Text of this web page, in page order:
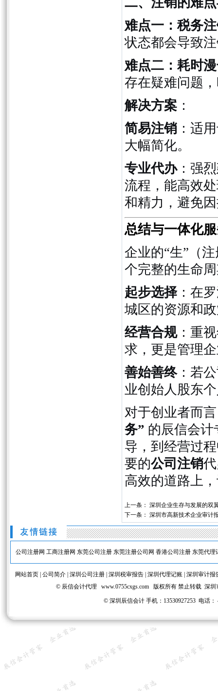
难点一：税务
状态都会导致
难点二：耗时
存在疑难问题
解决方案：
简易注销：适
大幅简化。
专业代办：强
流程，能高效
和精力，避免
总结与一体化
企业的“生”（
个完整的生命
起步选择：在
城区的资源和
经营合规：重
求，更是管理
善始善终：若
业创始人股东
对于创业者而
务” 的辰信会计
导，到经营过
要的公司注销
高效的道路上
上一条： 深圳企业生存与发展的双
下一条： 深圳市高新技术企业审计
公司注册网 工商注册网 东莞公司注册 东莞注册公司网 香港公司注册 东莞代理
网站首页| 公司简介| 深圳公司注册| 深圳税审报告| 深圳代理记账| 深圳审计报
© 辰信会计代理 www.0755cxgs.com版权所有 禁止转载 深圳
© 深圳辰信会计 手机：13530927253 电话